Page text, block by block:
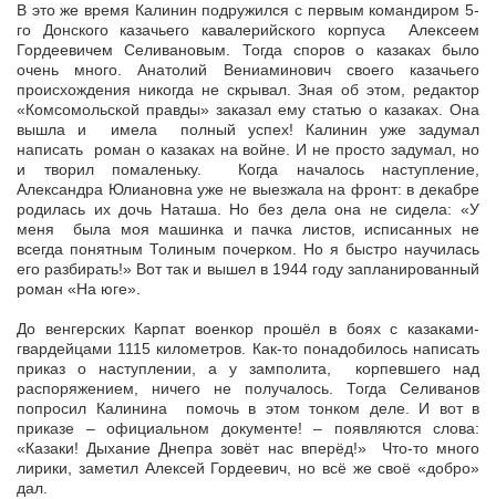
В это же время Калинин подружился с первым командиром 5-
го Донского казачьего кавалерийского корпуса Алексеем
Гордеевичем Селивановым. Тогда споров о казаках было
очень много. Анатолий Вениаминович своего казачьего
происхождения никогда не скрывал. Зная об этом, редактор
«Комсомольской правды» заказал ему статью о казаках. Она
вышла и имела полный успех! Калинин уже задумал
написать роман о казаках на войне. И не просто задумал, но
и творил помаленьку. Когда началось наступление,
Александра Юлиановна уже не выезжала на фронт: в декабре
родилась их дочь Наташа. Но без дела она не сидела: «У
меня была моя машинка и пачка листов, исписанных не
всегда понятным Толиным почерком. Но я быстро научилась
его разбирать!» Вот так и вышел в 1944 году запланированный
роман «На юге».
До венгерских Карпат военкор прошёл в боях с казаками-
гвардейцами 1115 километров. Как-то понадобилось написать
приказ о наступлении, а у замполита, корпевшего над
распоряжением, ничего не получалось. Тогда Селиванов
попросил Калинина помочь в этом тонком деле. И вот в
приказе – официальном документе! – появляются слова:
«Казаки! Дыхание Днепра зовёт нас вперёд!» Что-то много
лирики, заметил Алексей Гордеевич, но всё же своё «добро»
дал.